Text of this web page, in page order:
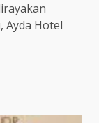
Ayda Hotel